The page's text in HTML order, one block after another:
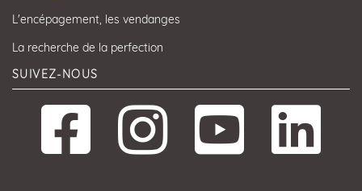
L'encépagement, les vendanges
La recherche de la perfection
SUIVEZ-NOUS